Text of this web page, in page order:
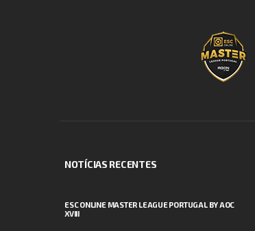
NOTÍCIAS RECENTES
ESC ONLINE MASTER LEAGUE PORTUGAL BY AOC
XVIII